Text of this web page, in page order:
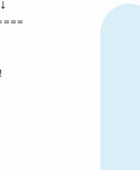
＝＝＝